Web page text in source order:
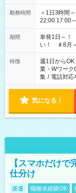
勤務時間
＜1日3時間～OK！＞ ▼ 例えば… ▼
22:00 17:00～22:00 など こちら
ださい！
期間
単発1日～！
い！ ＃8月
特徴 週1日からOK
業・Wワーク
集 / 電話対応
気になる！
【スマホだけ
仕分け
派遣 職種未経験OK